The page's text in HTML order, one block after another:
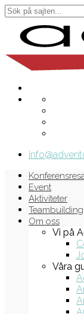
Event
Aktiviteter
Teambuilding
Om oss
Vi på
Våra